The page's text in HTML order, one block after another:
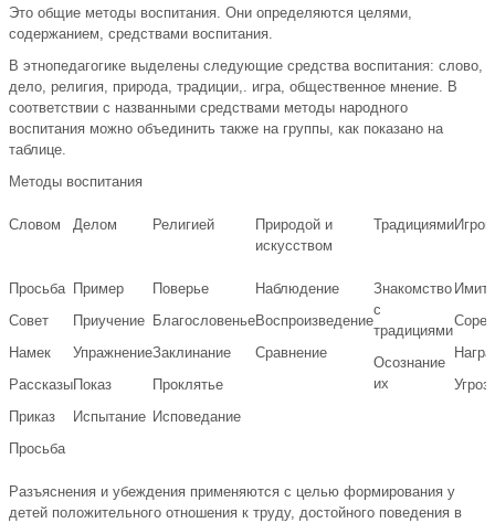
Это общие методы воспитания. Они определяются целями,
содержанием, средствами воспитания.
В этнопедагогике выделены следующие средства воспитания: слово,
дело, религия, природа, традиции,. игра, общественное мнение. В
соответствии с названными средствами методы народного
воспитания можно объединить также на группы, как показано на
таблице.
Методы воспитания
Словом Делом Религией
Природой и
искусством
ТрадициямиИгрой
Просьба
Совет
Намек
Рассказы
Приказ
Просьба
Пример
Приучение
Упражнение
Показ
Испытание
Поверье
Благословенье
Заклинание
Проклятье
Исповедание
Наблюдение
Воспроизведение
Сравнение
Знакомство
с
традициями
Осознание
их
Разъяснения и убеждения применяются с целью формирования у
детей положительного отношения к труду, достойного поведения в